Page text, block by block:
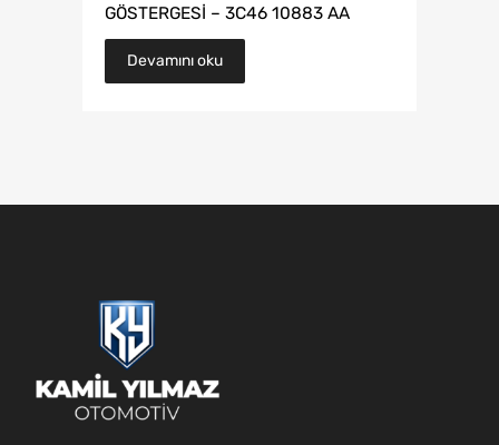
GÖSTERGESİ – 3C46 10883 AA
Devamını oku